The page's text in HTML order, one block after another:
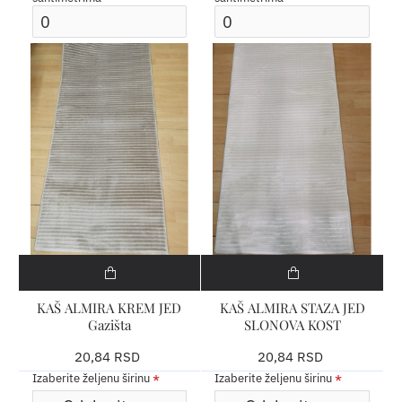
KAŠ ALMIRA KREM JED
Gazišta
20,84 RSD
Izaberite željenu širinu
KAŠ ALMIRA STAZA JED
SLONOVA KOST
20,84 RSD
Izaberite željenu širinu